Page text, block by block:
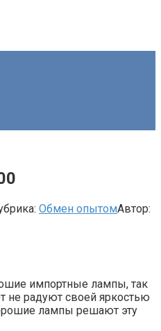
Обмен опытомАвтор:
импортные лампы, так
не радуют своей яркостью
лампы решают эту